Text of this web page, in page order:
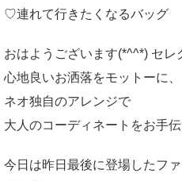
♡連れて行きたくなるバッグ
おはようございます(*^^*) セレ
心地良いお洒落をモットーに、
ネオ独自のアレンジで
大人のコーディネートをお手
今日は昨日最後に登場したフ